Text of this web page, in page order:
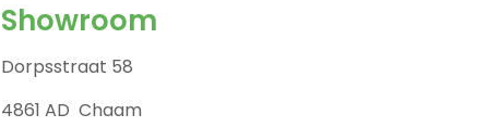
Showroom
Dorpsstraat 58
4861 AD Chaam